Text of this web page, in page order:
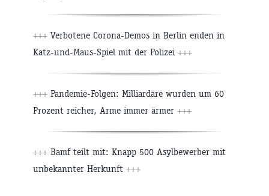
+++ Verbotene Corona-Demos in Berlin enden in
Katz-und-Maus-Spiel mit der Polizei +++
+++ Pandemie-Folgen: Milliardäre wurden um 60
Prozent reicher, Arme immer ärmer +++
+++ Bamf teilt mit: Knapp 500 Asylbewerber mit
unbekannter Herkunft +++